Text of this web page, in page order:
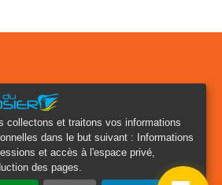
collectons et traitons vos informations
dans le but suivant :
Informations
et accès à l'espace privé,
des pages
l'actualité de
champ